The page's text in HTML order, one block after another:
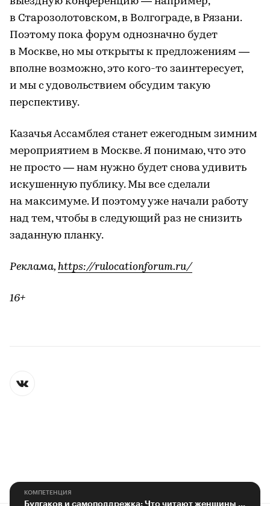
в Старозолотовском, в Волгограде, в Рязани.
Поэтому пока форум однозначно будет
в Москве, но мы открыты к предложениям —
вполне возможно, это кого-то заинтересует,
и мы с удовольствием обсудим такую
перспективу.
Казачья Ассамблея станет ежегодным зимним
мероприятием в Москве. Я понимаю, что это
не просто — нам нужно будет снова удивить
искушенную публику. Мы все сделали
на максимуме. И поэтому уже начали работу
над тем, чтобы в следующий раз не снизить
заданную планку.
Реклама, https://rulocationforum.ru/
16+
КОМПЕТЕНЦИЯ